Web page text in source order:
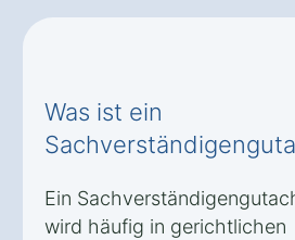
Was ist ein
Ein
wird häufig in gerichtlichen